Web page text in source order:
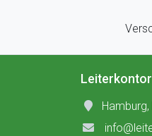
Leiterkontor